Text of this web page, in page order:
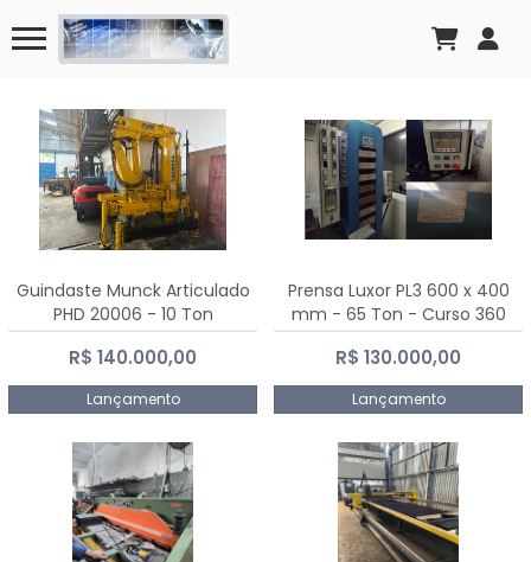
Guindaste Munck Articulado
PHD 20006 - 10 Ton
R$ 140.000,00
Lançamento
Prensa Luxor PL3 600 x 400
mm - 65 Ton - Curso 360
mm
R$ 130.000,00
Lançamento